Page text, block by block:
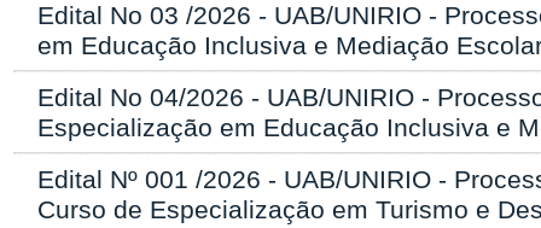
Edital No 03 /2026 - UAB/UNIRIO -
em Educação Inclusiva e Mediação
Edital No 04/2026 - UAB/UNIRIO -
Especialização em Educação Inclusiva e
Edital Nº 001 /2026 - UAB/UNIRIO -
Curso de Especialização em Turismo e